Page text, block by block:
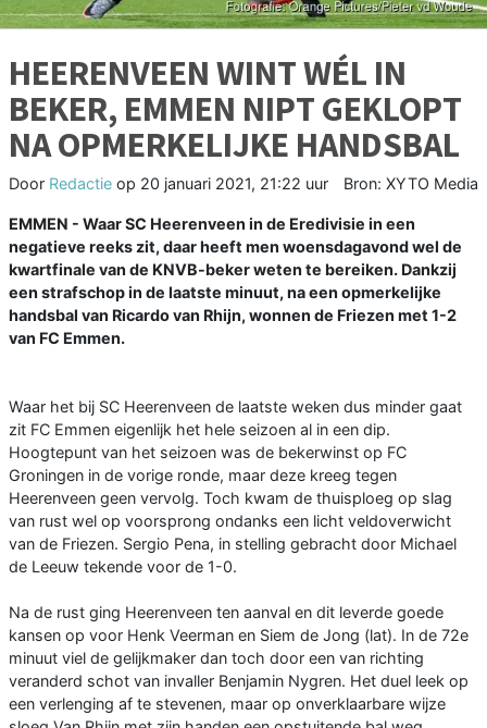
HEERENVEEN WINT WÉL IN
BEKER, EMMEN NIPT GEKLOPT
NA OPMERKELIJKE HANDSBAL
Door Redactie op 20 januari 2021, 21:22 uur Bron: XYTO Media
EMMEN - Waar SC Heerenveen in de Eredivisie in een
negatieve reeks zit, daar heeft men woensdagavond wel de
kwartfinale van de KNVB-beker weten te bereiken. Dankzij
een strafschop in de laatste minuut, na een opmerkelijke
handsbal van Ricardo van Rhijn, wonnen de Friezen met 1-2
van FC Emmen.
Waar het bij SC Heerenveen de laatste weken dus minder gaat
zit FC Emmen eigenlijk het hele seizoen al in een dip.
Hoogtepunt van het seizoen was de bekerwinst op FC
Groningen in de vorige ronde, maar deze kreeg tegen
Heerenveen geen vervolg. Toch kwam de thuisploeg op slag
van rust wel op voorsprong ondanks een licht veldoverwicht
van de Friezen. Sergio Pena, in stelling gebracht door Michael
de Leeuw tekende voor de 1-0.
Na de rust ging Heerenveen ten aanval en dit leverde goede
kansen op voor Henk Veerman en Siem de Jong (lat). In de 72e
minuut viel de gelijkmaker dan toch door een van richting
veranderd schot van invaller Benjamin Nygren. Het duel leek op
een verlenging af te stevenen, maar op onverklaarbare wijze